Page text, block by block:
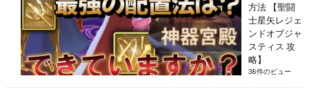
方法 【聖闘
士星矢レジェ
ンドオブジャ
スティス 攻
略】
38件のビュー